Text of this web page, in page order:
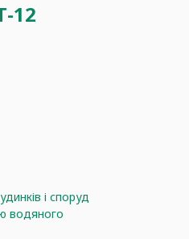
12
і споруд
водяного